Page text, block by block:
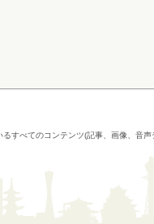
すべてのコンテンツ(記事、画像、音